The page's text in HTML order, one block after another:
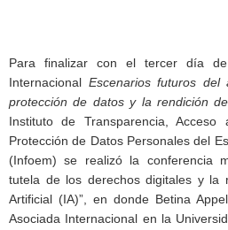
Para finalizar con el tercer día de
Internacional Escenarios futuros
protección de datos y la rendición
Instituto de Transparencia,
Protección de Datos Personales del
(Infoem) se realizó la conferencia
tutela de los derechos digitales y la
Artificial (IA)”, en donde Betina
Asociada Internacional en la